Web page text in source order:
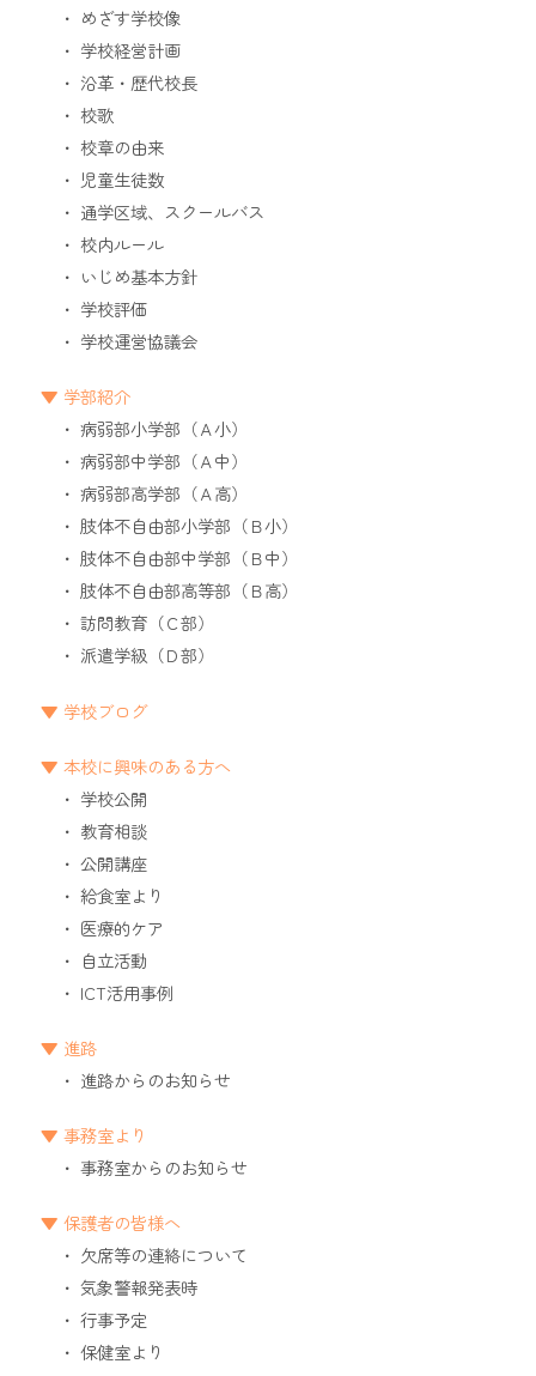
めざす学校像
学校経営計画
沿革・歴代校長
校歌
校章の由来
児童生徒数
通学区域、スクールバス
校内ルール
いじめ基本方針
学校評価
学校運営協議会
学部紹介
病弱部小学部（Ａ小）
病弱部中学部（Ａ中）
病弱部高学部（Ａ高）
肢体不自由部小学部（Ｂ小）
肢体不自由部中学部（Ｂ中）
肢体不自由部高等部（Ｂ高）
訪問教育（Ｃ部）
派遣学級（Ｄ部）
学校ブログ
本校に興味のある方へ
学校公開
教育相談
公開講座
給食室より
医療的ケア
自立活動
ICT活用事例
進路
進路からのお知らせ
事務室より
事務室からのお知らせ
保護者の皆様へ
欠席等の連絡について
気象警報発表時
行事予定
保健室より